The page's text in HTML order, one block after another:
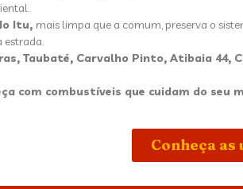
Itu, mais limpa que a comum, preserva o
estrada.
Taubaté, Carvalho Pinto, Atibaia 44,
com combustíveis que cuidam do seu
Conheça as